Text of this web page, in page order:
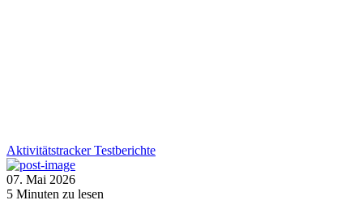
AktivitätstrackerTestberichte
07. Mai 2026
5 Minuten zu lesen